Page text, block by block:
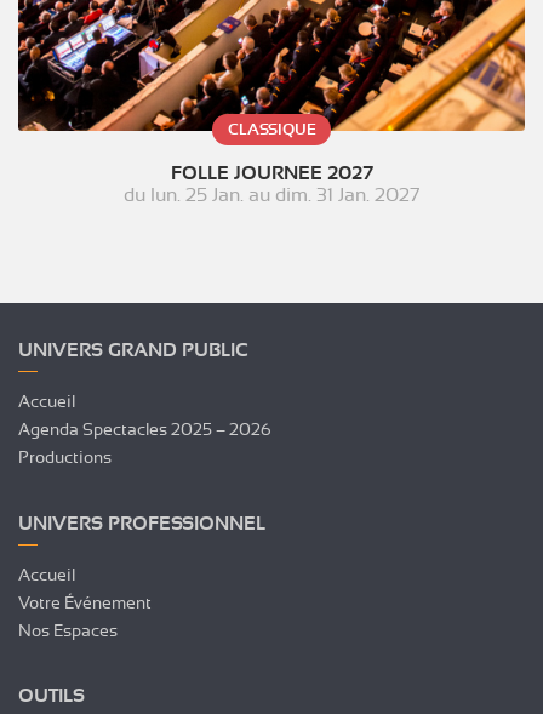
CLASSIQUE
FOLLE JOURNEE 2027
du lun. 25 Jan. au dim. 31 Jan. 2027
UNIVERS GRAND PUBLIC
Accueil
Agenda Spectacles 2025 – 2026
Productions
UNIVERS PROFESSIONNEL
Accueil
Votre Événement
Nos Espaces
OUTILS